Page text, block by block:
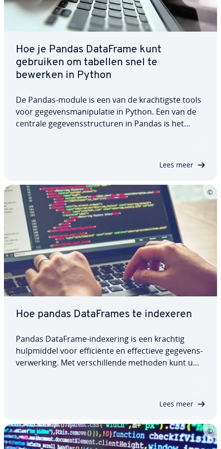
Hoe je Pandas DataFrame kunt
gebruiken om tabellen snel te
bewerken in Python
De Pandas-module is een van de krach­tig­ste tools
voor ge­ge­vens­ma­ni­pu­la­tie in Python. Een van de
centrale ge­ge­vens­struc­tu­ren in Pandas is het
Lees meer
Hoe pandas Da­taF­ra­mes te indexeren
Pandas DataFrame-in­dexe­ring is een krachtig
hulp­mid­del voor ef­fi­ci­ën­te en ef­fec­tie­ve ge­ge­vens­
ver­wer­king. Met ver­schil­len­de methoden kunt u
Lees meer